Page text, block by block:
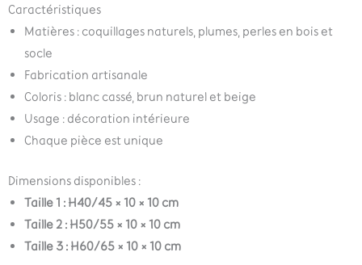
Caractéristiques
Matières : coquillages naturels, plumes, perles en bois et
socle
Fabrication artisanale
Coloris : blanc cassé, brun naturel et beige
Usage : décoration intérieure
Chaque pièce est unique
Dimensions disponibles :
Taille 1 : H40/45 × 10 × 10 cm
Taille 2 : H50/55 × 10 × 10 cm
Taille 3 : H60/65 × 10 × 10 cm